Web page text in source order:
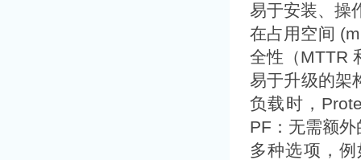
易于安装、操
在占用空间
全性（MTTR
易于升级的架
负载时，
PF：无需额
多种选项，